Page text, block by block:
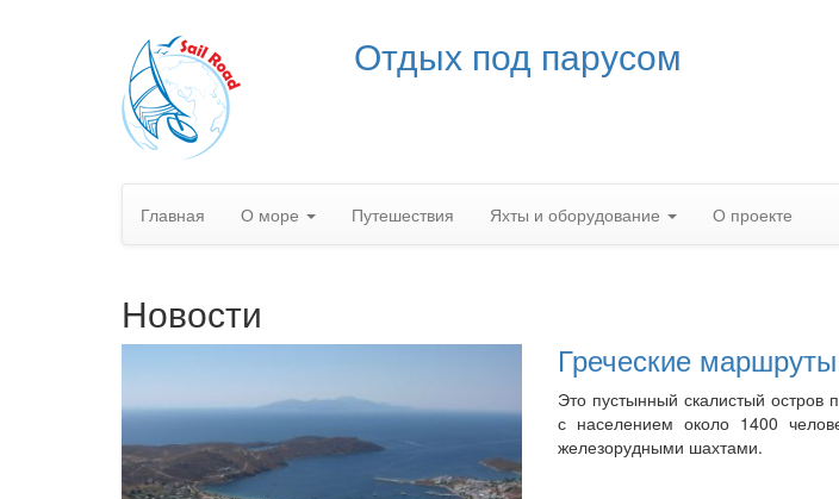
Отдых под парусом
Главная О море Путешествия Яхты и оборудование О проекте
Новости
Греческие
Это пустынный скалистый
с населением около 1400
железорудными шахтами.